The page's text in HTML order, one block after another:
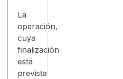
La
operación,
cuya
finalización
está
prevista